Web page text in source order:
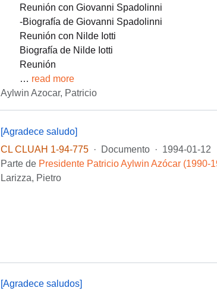
Reunión con Giovanni Spadolinni
-Biografía de Giovanni Spadolinni
Reunión con Nilde Iotti
Biografía de Nilde Iotti
Reunión
… read more
Aylwin Azocar, Patricio
[Agradece saludo]
CL CLUAH 1-94-775
· Documento · 1994-01-12
Parte de Presidente Patricio Aylwin Azócar (1990-
Larizza, Pietro
[Agradece saludos]